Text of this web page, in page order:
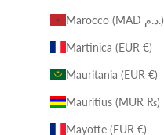
Marocco (MAD د.م.)
Martinica (EUR €)
Mauritania (EUR €)
Mauritius (MUR ₨)
Mayotte (EUR €)